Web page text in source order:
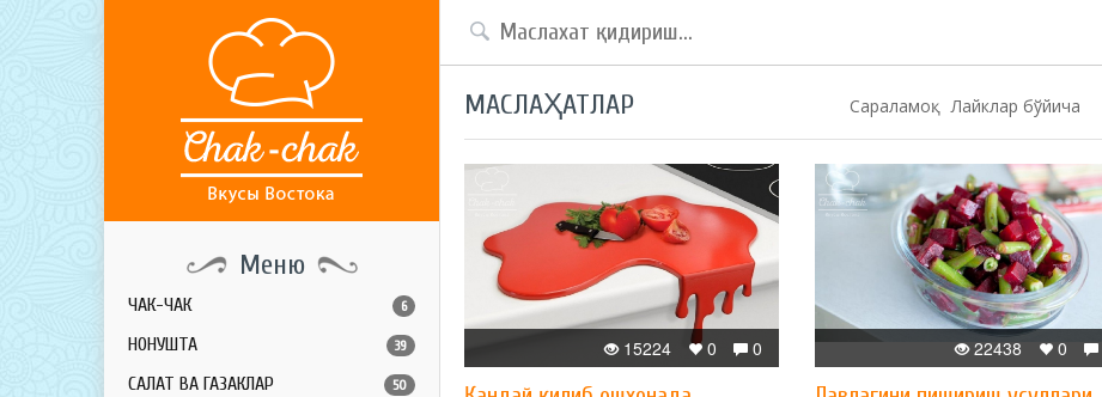
Меню
ЧАК-ЧАК 6
НОНУШТА 39
САЛАТ ВА ГАЗАКЛАР 50
МАСЛАҲАТЛАР Сараламоқ: Лайклар бўйича
0
0
15224 0
22438